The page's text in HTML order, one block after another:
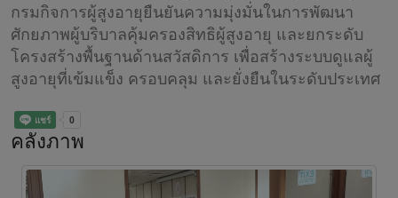
กรมกิจการผู้สูงอายุยืนยันความมุ่งมั่นในการพัฒนา
ศักยภาพผู้บริบาลคุ้มครองสิทธิผู้สูงอายุ และยกระดับ
โครงสร้างพื้นฐานด้านสวัสดิการ เพื่อสร้างระบบดูแลผู้
สูงอายุที่เข้มแข็ง ครอบคลุม และยั่งยืนในระดับประเทศ
คลังภาพ